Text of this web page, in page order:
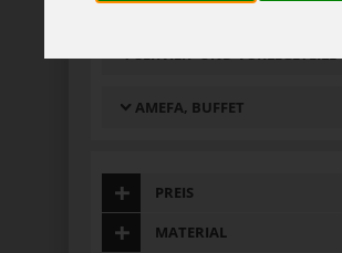
SERVIER- UND VORLEGETEILE
AMEFA, BUFFET
PREIS
MATERIAL